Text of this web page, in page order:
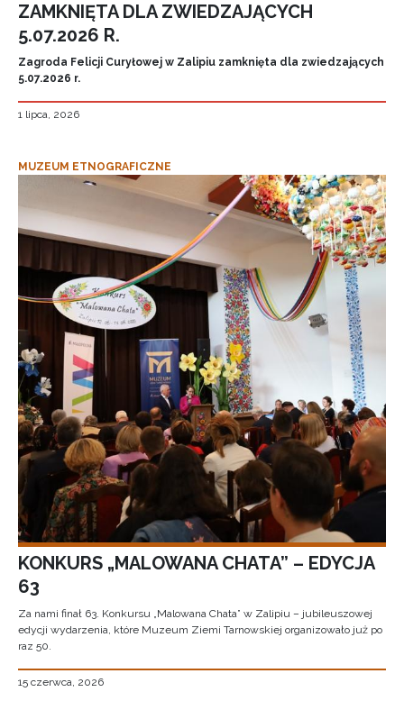
ZAMKNIĘTA DLA ZWIEDZAJĄCYCH
5.07.2026 R.
Zagroda Felicji Curyłowej w Zalipiu zamknięta dla zwiedzających
5.07.2026 r.
1 lipca, 2026
MUZEUM ETNOGRAFICZNE
KONKURS „MALOWANA CHATA” – EDYCJA
63
Za nami finał 63. Konkursu „Malowana Chata” w Zalipiu – jubileuszowej
edycji wydarzenia, które Muzeum Ziemi Tarnowskiej organizowało już po
raz 50.
15 czerwca, 2026